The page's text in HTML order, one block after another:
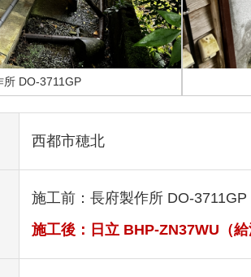
所 DO-3711GP
西都市穂北
施工前：長府製作所 DO-
施工後：日立 BHP-ZN37WU（給